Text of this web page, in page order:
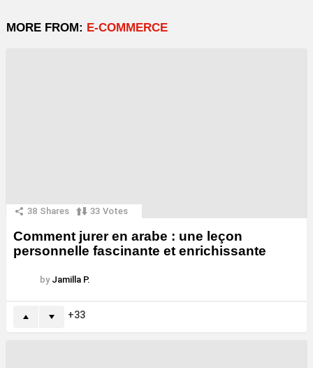
MORE FROM: E-COMMERCE
38 Shares 33 Votes
Comment jurer en arabe : une leçon
personnelle fascinante et enrichissante
by Jamilla P.
33